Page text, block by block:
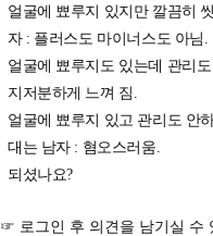
얼굴에 뾰루지 있지만 깔끔히
자 : 플러스도 마이너스도 아님.
얼굴에 뾰루지도 있는데 관리
지저분하게 느껴 짐.
얼굴에 뾰루지 있고 관리도 안
대는 남자 : 혐오스러움.
되셨나요?
☞ 로그인 후 의견을 남기실 수